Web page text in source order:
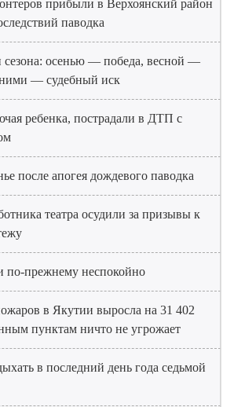
прибыли в Верхоянский район
паводка
сезона: осенью — победа, весной —
ними — судебный иск
ребенка, пострадали в ДТП с
после апогея дождевого паводка
театра осудили за призывы к
по-прежнему неспокойно
в Якутии выросла на 31 402
пунктам ничто не угрожает
в последний день года седьмой